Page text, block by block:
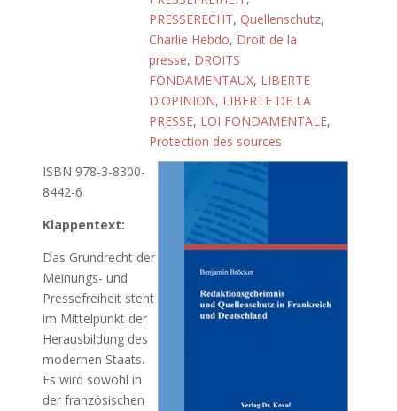
PRESSERECHT, Quellenschutz,
Charlie Hebdo, Droit de la
presse, DROITS
FONDAMENTAUX, LIBERTE
D'OPINION, LIBERTE DE LA
PRESSE, LOI FONDAMENTALE,
Protection des sources
ISBN 978-3-8300-
8442-6
Klappentext:
Das Grundrecht der
Meinungs- und
Pressefreiheit steht
im Mittelpunkt der
Herausbildung des
modernen Staats.
Es wird sowohl in
der französischen